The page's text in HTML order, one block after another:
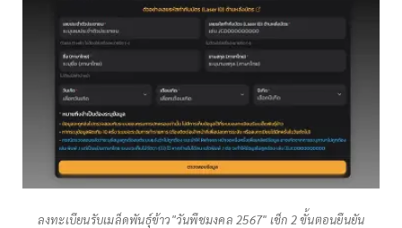
ลงทะเบียนรับเมล็ดพันธุ์ข้าว"วันพืชมงคล 2567" เช็ก 2 ขั้นตอนยืนยัน